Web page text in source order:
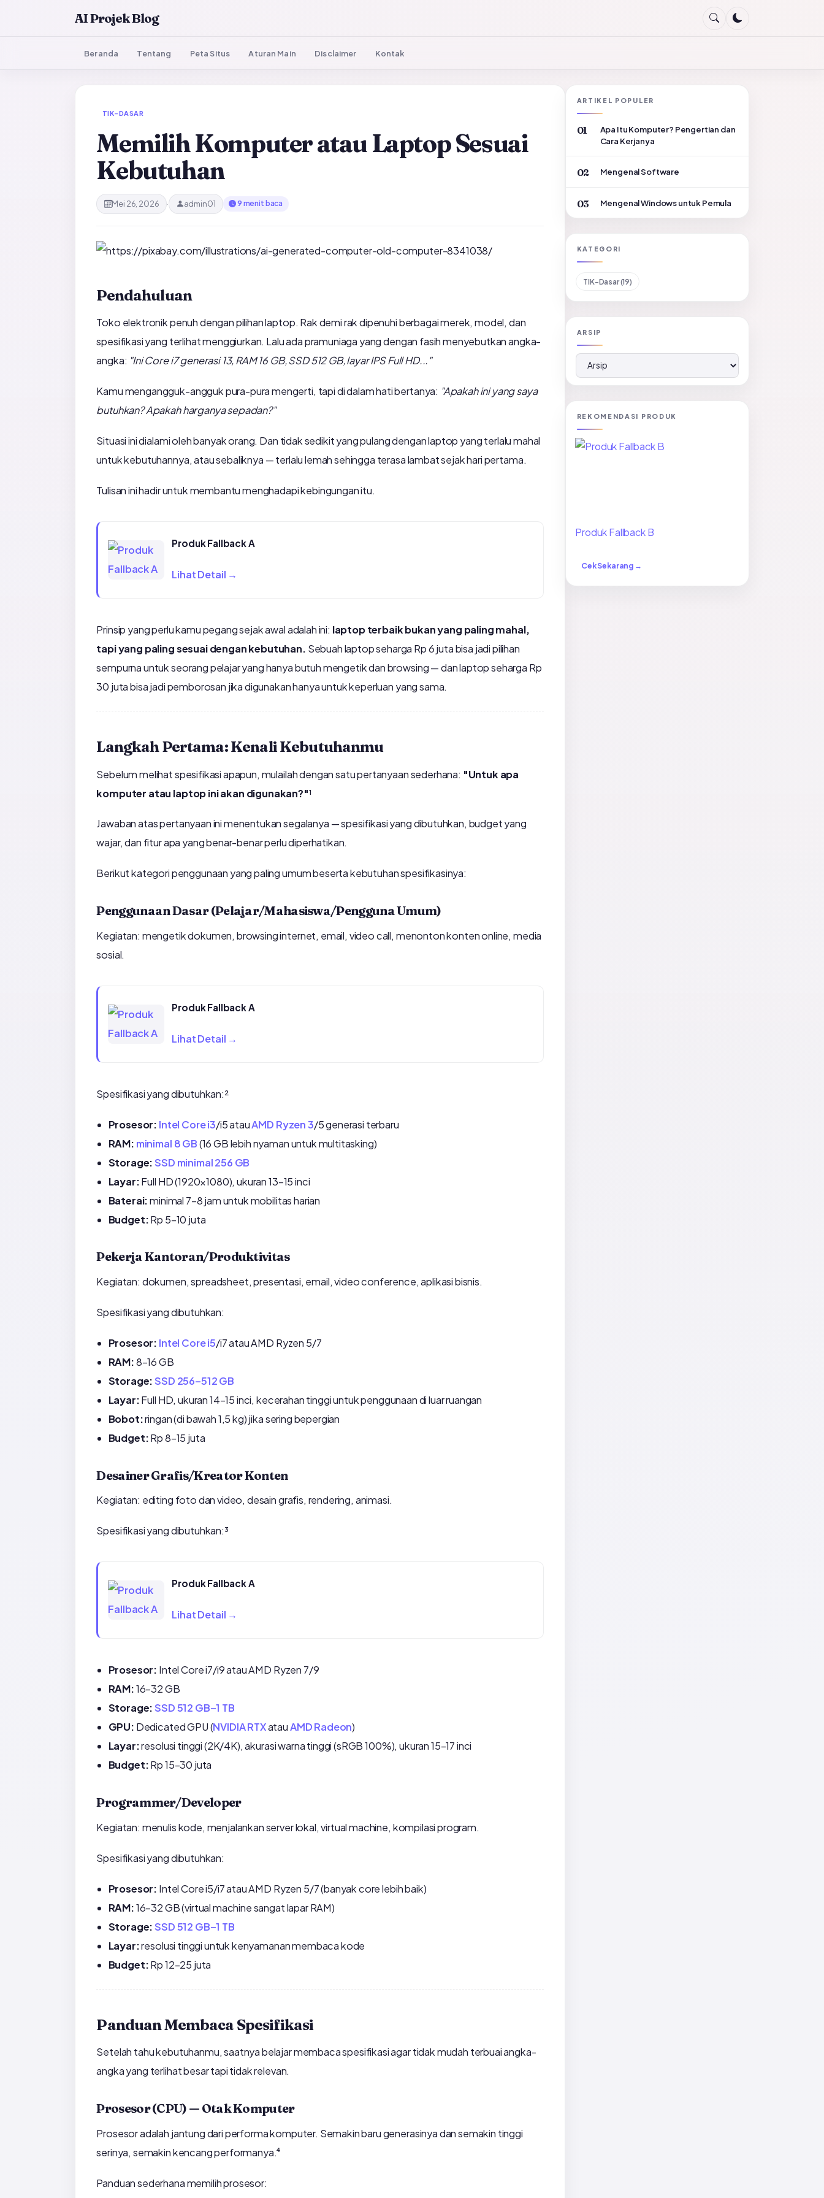
AI Projek Blog
Beranda Tentang Peta Situs Aturan Main Disclaimer Kontak
TIK-DASAR
Memilih Komputer atau Laptop Sesuai
Kebutuhan
Mei 26, 2026 · admin01 9 menit baca
Pendahuluan
Toko elektronik penuh dengan pilihan laptop. Rak demi rak dipenuhi berbagai merek, model, dan
spesifikasi yang terlihat menggiurkan. Lalu ada pramuniaga yang dengan fasih menyebutkan angka-
angka: "Ini Core i7 generasi 13, RAM 16 GB, SSD 512 GB, layar IPS Full HD..."
Kamu mengangguk-angguk pura-pura mengerti, tapi di dalam hati bertanya: "Apakah ini yang saya
butuhkan? Apakah harganya sepadan?"
Situasi ini dialami oleh banyak orang. Dan tidak sedikit yang pulang dengan laptop yang terlalu mahal
untuk kebutuhannya, atau sebaliknya — terlalu lemah sehingga terasa lambat sejak hari pertama.
Tulisan ini hadir untuk membantu menghadapi kebingungan itu.
Produk Fallback A
Lihat Detail →
Prinsip yang perlu kamu pegang sejak awal adalah ini: laptop terbaik bukan yang paling mahal,
tapi yang paling sesuai dengan kebutuhan. Sebuah laptop seharga Rp 6 juta bisa jadi pilihan
sempurna untuk seorang pelajar yang hanya butuh mengetik dan browsing — dan laptop seharga Rp
30 juta bisa jadi pemborosan jika digunakan hanya untuk keperluan yang sama.
Langkah Pertama: Kenali Kebutuhanmu
Sebelum melihat spesifikasi apapun, mulailah dengan satu pertanyaan sederhana: "Untuk apa
komputer atau laptop ini akan digunakan?"¹
Jawaban atas pertanyaan ini menentukan segalanya — spesifikasi yang dibutuhkan, budget yang
wajar, dan fitur apa yang benar-benar perlu diperhatikan.
Berikut kategori penggunaan yang paling umum beserta kebutuhan spesifikasinya:
Penggunaan Dasar (Pelajar/Mahasiswa/Pengguna Umum)
Kegiatan: mengetik dokumen, browsing internet, email, video call, menonton konten online, media
sosial.
Produk Fallback A
Lihat Detail →
Spesifikasi yang dibutuhkan:²
Prosesor: Intel Core i3/i5 atauAMD Ryzen 3/5 generasi terbaru
RAM: minimal 8 GB(16 GB lebih nyaman untuk multitasking)
Storage: SSD minimal 256 GB
Layar:Full HD (1920×1080), ukuran 13–15 inci
Baterai:minimal 7–8 jam untuk mobilitas harian
Budget:Rp 5–10 juta
Pekerja Kantoran/Produktivitas
Kegiatan: dokumen, spreadsheet, presentasi, email, video conference, aplikasi bisnis.
Spesifikasi yang dibutuhkan:
Prosesor: Intel Core i5/i7 atau AMD Ryzen 5/7
RAM:8–16 GB
Storage: SSD 256–512 GB
Layar:Full HD, ukuran 14–15 inci, kecerahan tinggi untuk penggunaan di luar ruangan
Bobot:ringan (di bawah 1,5 kg) jika sering bepergian
Budget:Rp 8–15 juta
Desainer Grafis/Kreator Konten
Kegiatan: editing foto dan video, desain grafis, rendering, animasi.
Spesifikasi yang dibutuhkan:³
Produk Fallback A
Lihat Detail →
Prosesor: Intel Core i7/i9 atau AMD Ryzen 7/9
RAM:16–32 GB
Storage: SSD 512 GB–1 TB
GPU: Dedicated GPU (NVIDIA RTXatauAMD Radeon)
Layar:resolusi tinggi (2K/4K), akurasi warna tinggi (sRGB 100%), ukuran 15–17 inci
Budget:Rp 15–30 juta
Programmer/Developer
Kegiatan: menulis kode, menjalankan server lokal, virtual machine, kompilasi program.
Spesifikasi yang dibutuhkan:
Prosesor: Intel Core i5/i7 atau AMD Ryzen 5/7 (banyak core lebih baik)
RAM:16–32 GB (virtual machine sangat lapar RAM)
Storage: SSD 512 GB–1 TB
Layar:resolusi tinggi untuk kenyamanan membaca kode
Budget:Rp 12–25 juta
Panduan Membaca Spesifikasi
Setelah tahu kebutuhanmu, saatnya belajar membaca spesifikasi agar tidak mudah terbuai angka-
angka yang terlihat besar tapi tidak relevan.
Prosesor (CPU) — Otak Komputer
Prosesor adalah jantung dari performa komputer. Semakin baru generasinya dan semakin tinggi
serinya, semakin kencang performanya.⁴
Panduan sederhana memilih prosesor:
ARTIKEL POPULER
Apa Itu Komputer? Pengertian dan
Cara Kerjanya
Mengenal Software
Mengenal Windows untuk Pemula
KATEGORI
TIK-Dasar (19)
ARSIP
REKOMENDASI PRODUK
Produk Fallback B
Cek Sekarang →